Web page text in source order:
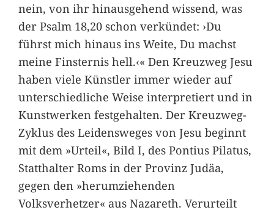
nein, von ihr hinausgehend wissend, was
der Psalm 18,20 schon verkündet: ›Du
führst mich hinaus ins Weite, Du machst
meine Finsternis hell.‹« Den Kreuzweg Jesu
haben viele Künstler immer wieder auf
unterschiedliche Weise interpretiert und in
Kunstwerken festgehalten. Der Kreuzweg-
Zyklus des Leidensweges von Jesu beginnt
mit dem »Urteil«, Bild I, des Pontius Pilatus,
Statthalter Roms in der Provinz Judäa,
gegen den »herumziehenden
Volksverhetzer« aus Nazareth. Verurteilt